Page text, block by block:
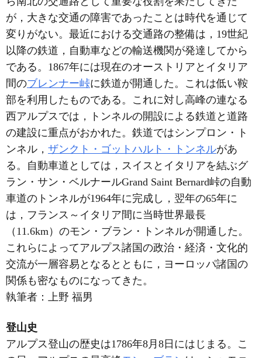
が，大きな交通の障害であったことは時代を通じて
変りがない。最近における交通路の整備は，19世紀
以降の鉄道，自動車などの輸送機関が発達してから
である。1867年には現在のオーストリアとイタリア
間のブレンナー峠に鉄道が開通した。これは低い鞍
部を利用したものである。これに対し高峰の連なる
西アルプスでは，トンネルの開設による鉄道と道路
の建設に重点がおかれた。鉄道ではシンプロン・ト
ンネル， ザンクト・ゴットハルト・トンネルがあ
る。自動車道としては，スイスとイタリアを結ぶグ
ラン・サン・ベルナールGrand Saint Bernard峠の自動
車道のトンネルが1964年に完成し，翌年の65年に
は，フランス～イタリア間に当時世界最長
（11.6km）のモン・ブラン・トンネルが開通した。
これらによってアルプス諸国の政治・経済・文化的
交流が一層容易となるとともに，ヨーロッパ諸国の
関係も密なものになってきた。
執筆者：
上野 福男
登山史
アルプス登山の歴史は1786年8月8日にはじまる。こ